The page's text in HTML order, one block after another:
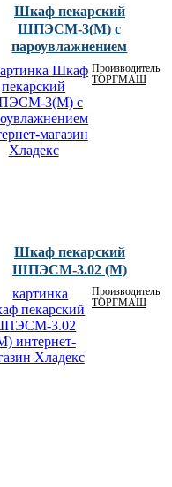
Шкаф пекарский
ШПЭСМ-3(M) с
пароувлажнением
Производитель:
ТОРГМАШ
Шкаф пекарский
ШПЭСМ-3.02 (М)
Производитель:
ТОРГМАШ